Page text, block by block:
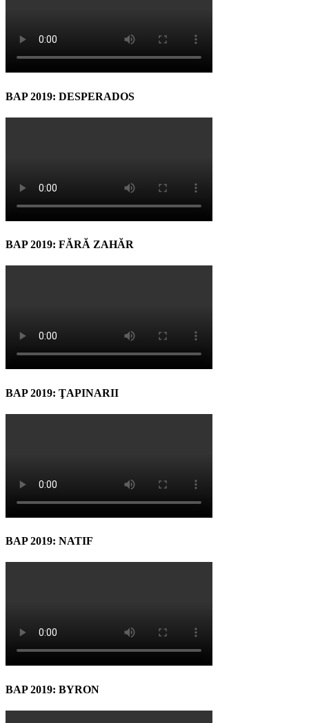
BAP 2019: DESPERADOS
BAP 2019: FĂRĂ ZAHĂR
BAP 2019: ŢAPINARII
BAP 2019: NATIF
BAP 2019: BYRON